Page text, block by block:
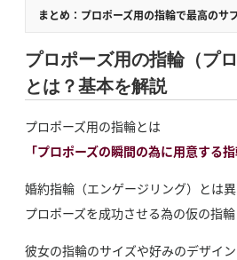
まとめ：プロポーズ用の指輪で最高のサ
プロポーズ用の指輪（プ
とは？基本を解説
プロポーズ用の指輪とは
「プロポーズの瞬間の為に用意する指
婚約指輪（エンゲージリング）とは
プロポーズを成功させる為の仮の指輪
彼女の指輪のサイズや好みのデザイ